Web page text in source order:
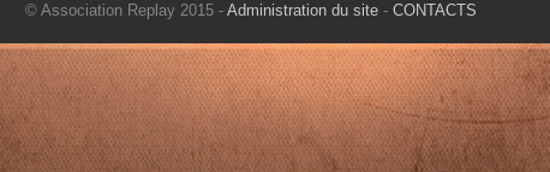
© Association Replay 2015 - Administration du site - CONTACTS